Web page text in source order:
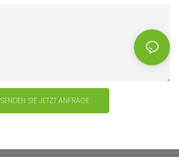
SENDEN SIE JETZT ANFRAGE